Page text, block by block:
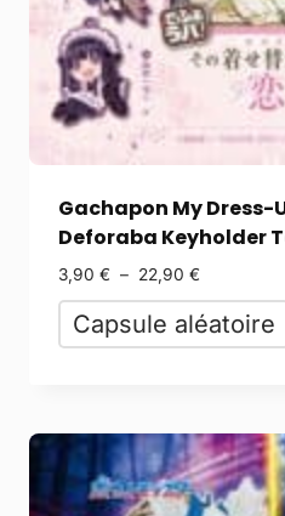
Gachapon My Dress-
Deforaba Keyholder
3,90 € – 22,90 €
Capsule aléatoire